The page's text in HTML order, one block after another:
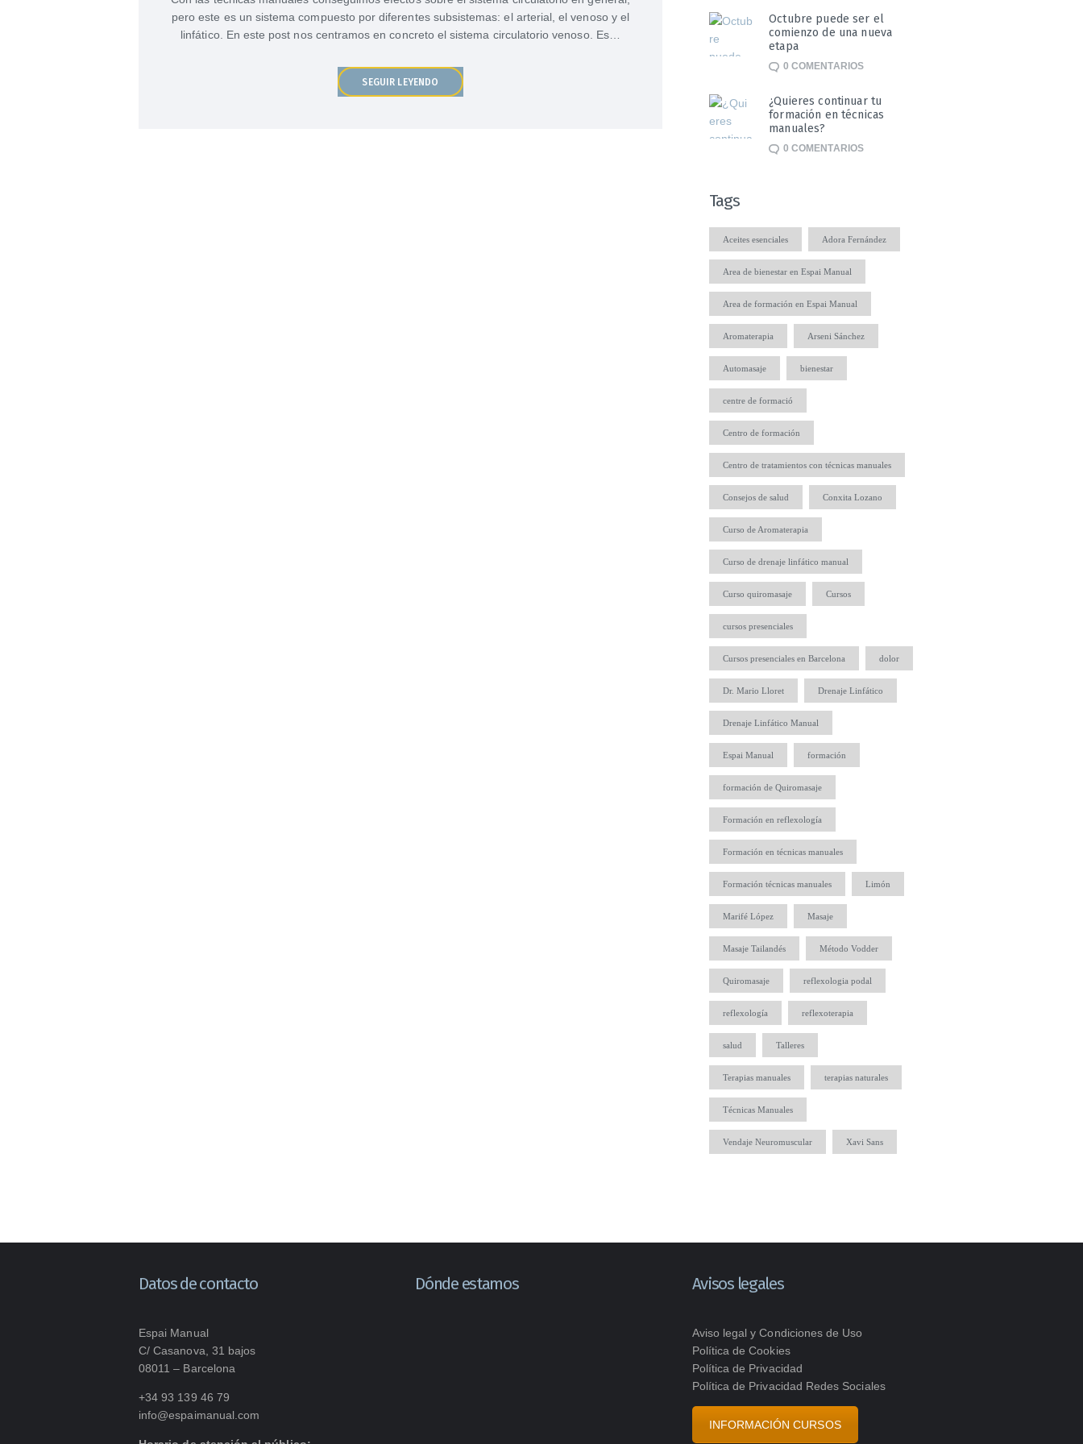
pero este es un sistema compuesto por diferentes subsistemas: el arterial, el venoso y el
linfático. En este post nos centramos en concreto el sistema circulatorio venoso. Es…
SEGUIR LEYENDO
Octubre puede ser el
comienzo de una nueva
etapa
0 COMENTARIOS
¿Quieres continuar tu
formación en técnicas
manuales?
0 COMENTARIOS
Tags
Aceites esenciales Adora Fernández
Area de bienestar en Espai Manual
Area de formación en Espai Manual
Aromaterapia Arseni Sánchez
Automasaje bienestar
centre de formació
Centro de formación
Centro de tratamientos con técnicas manuales
Consejos de salud Conxita Lozano
Curso de Aromaterapia
Curso de drenaje linfático manual
Curso quiromasaje Cursos
cursos presenciales
Cursos presenciales en Barcelona dolor
Dr. Mario Lloret Drenaje Linfático
Drenaje Linfático Manual
Espai Manual formación
formación de Quiromasaje
Formación en reflexología
Formación en técnicas manuales
Formación técnicas manuales Limón
Marifé López Masaje
Masaje Tailandés Método Vodder
Quiromasaje reflexologia podal
reflexología reflexoterapia
salud Talleres
Terapias manuales terapias naturales
Técnicas Manuales
Vendaje Neuromuscular Xavi Sans
Datos de contacto
Espai Manual
C/ Casanova, 31 bajos
08011 – Barcelona
+34 93 139 46 79
info@espaimanual.com
Dónde estamos Avisos legales
Aviso legal y Condiciones de Uso
Política de Cookies
Política de Privacidad
Política de Privacidad Redes Sociales
INFORMACIÓN CURSOS